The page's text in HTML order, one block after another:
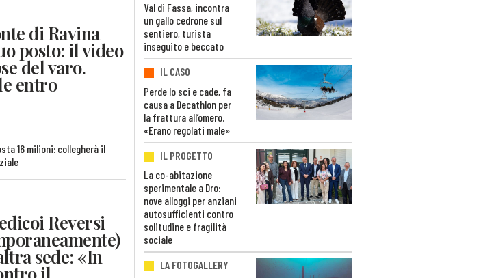
di Ravina
posto: il video
del varo.
entro
16 milioni: collegherà il
Reversi
sede: «In
il
Val di Fassa, incontra
un gallo cedrone sul
sentiero, turista
inseguito e beccato
IL CASO
Perde lo sci e cade, fa
causa a Decathlon per
la frattura all’omero.
«Erano regolati male»
IL PROGETTO
La co-abitazione
sperimentale a Dro:
nove alloggi per anziani
autosufficienti contro
solitudine e fragilità
sociale
LA FOTOGALLERY